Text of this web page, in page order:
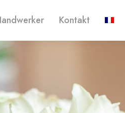
Kontakt